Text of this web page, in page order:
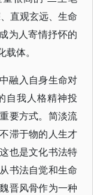
直观玄远、生命
为人寄情抒怀的
体。
融入自身生命对
自我人格精神投
要方式。简淡流
滞于物的人生才
也是文化书法特
书法自觉和生命
晋风骨作为一种